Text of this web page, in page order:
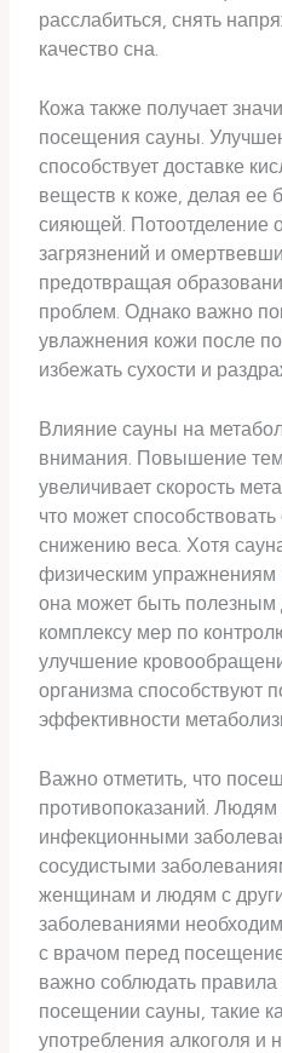
расслабиться, снять
качество сна.
Кожа также получает
посещения сауны.
способствует доставке
веществ к коже, делая ее
сияющей. Потоотделение
загрязнений и
предотвращая
проблем. Однако важно
увлажнения кожи после
избежать сухости и
Влияние сауны на
внимания. Повышение
увеличивает скорость
что может
снижению веса. Хотя
физическим упражнениям
она может быть полезным
комплексу мер по
улучшение
организма способствуют
эффективности
Важно отметить, что
противопоказаний.
инфекционными
сосудистыми
женщинам и людям с
заболеваниями
с врачом перед
важно соблюдать правила
посещении сауны, такие
употребления алкоголя и